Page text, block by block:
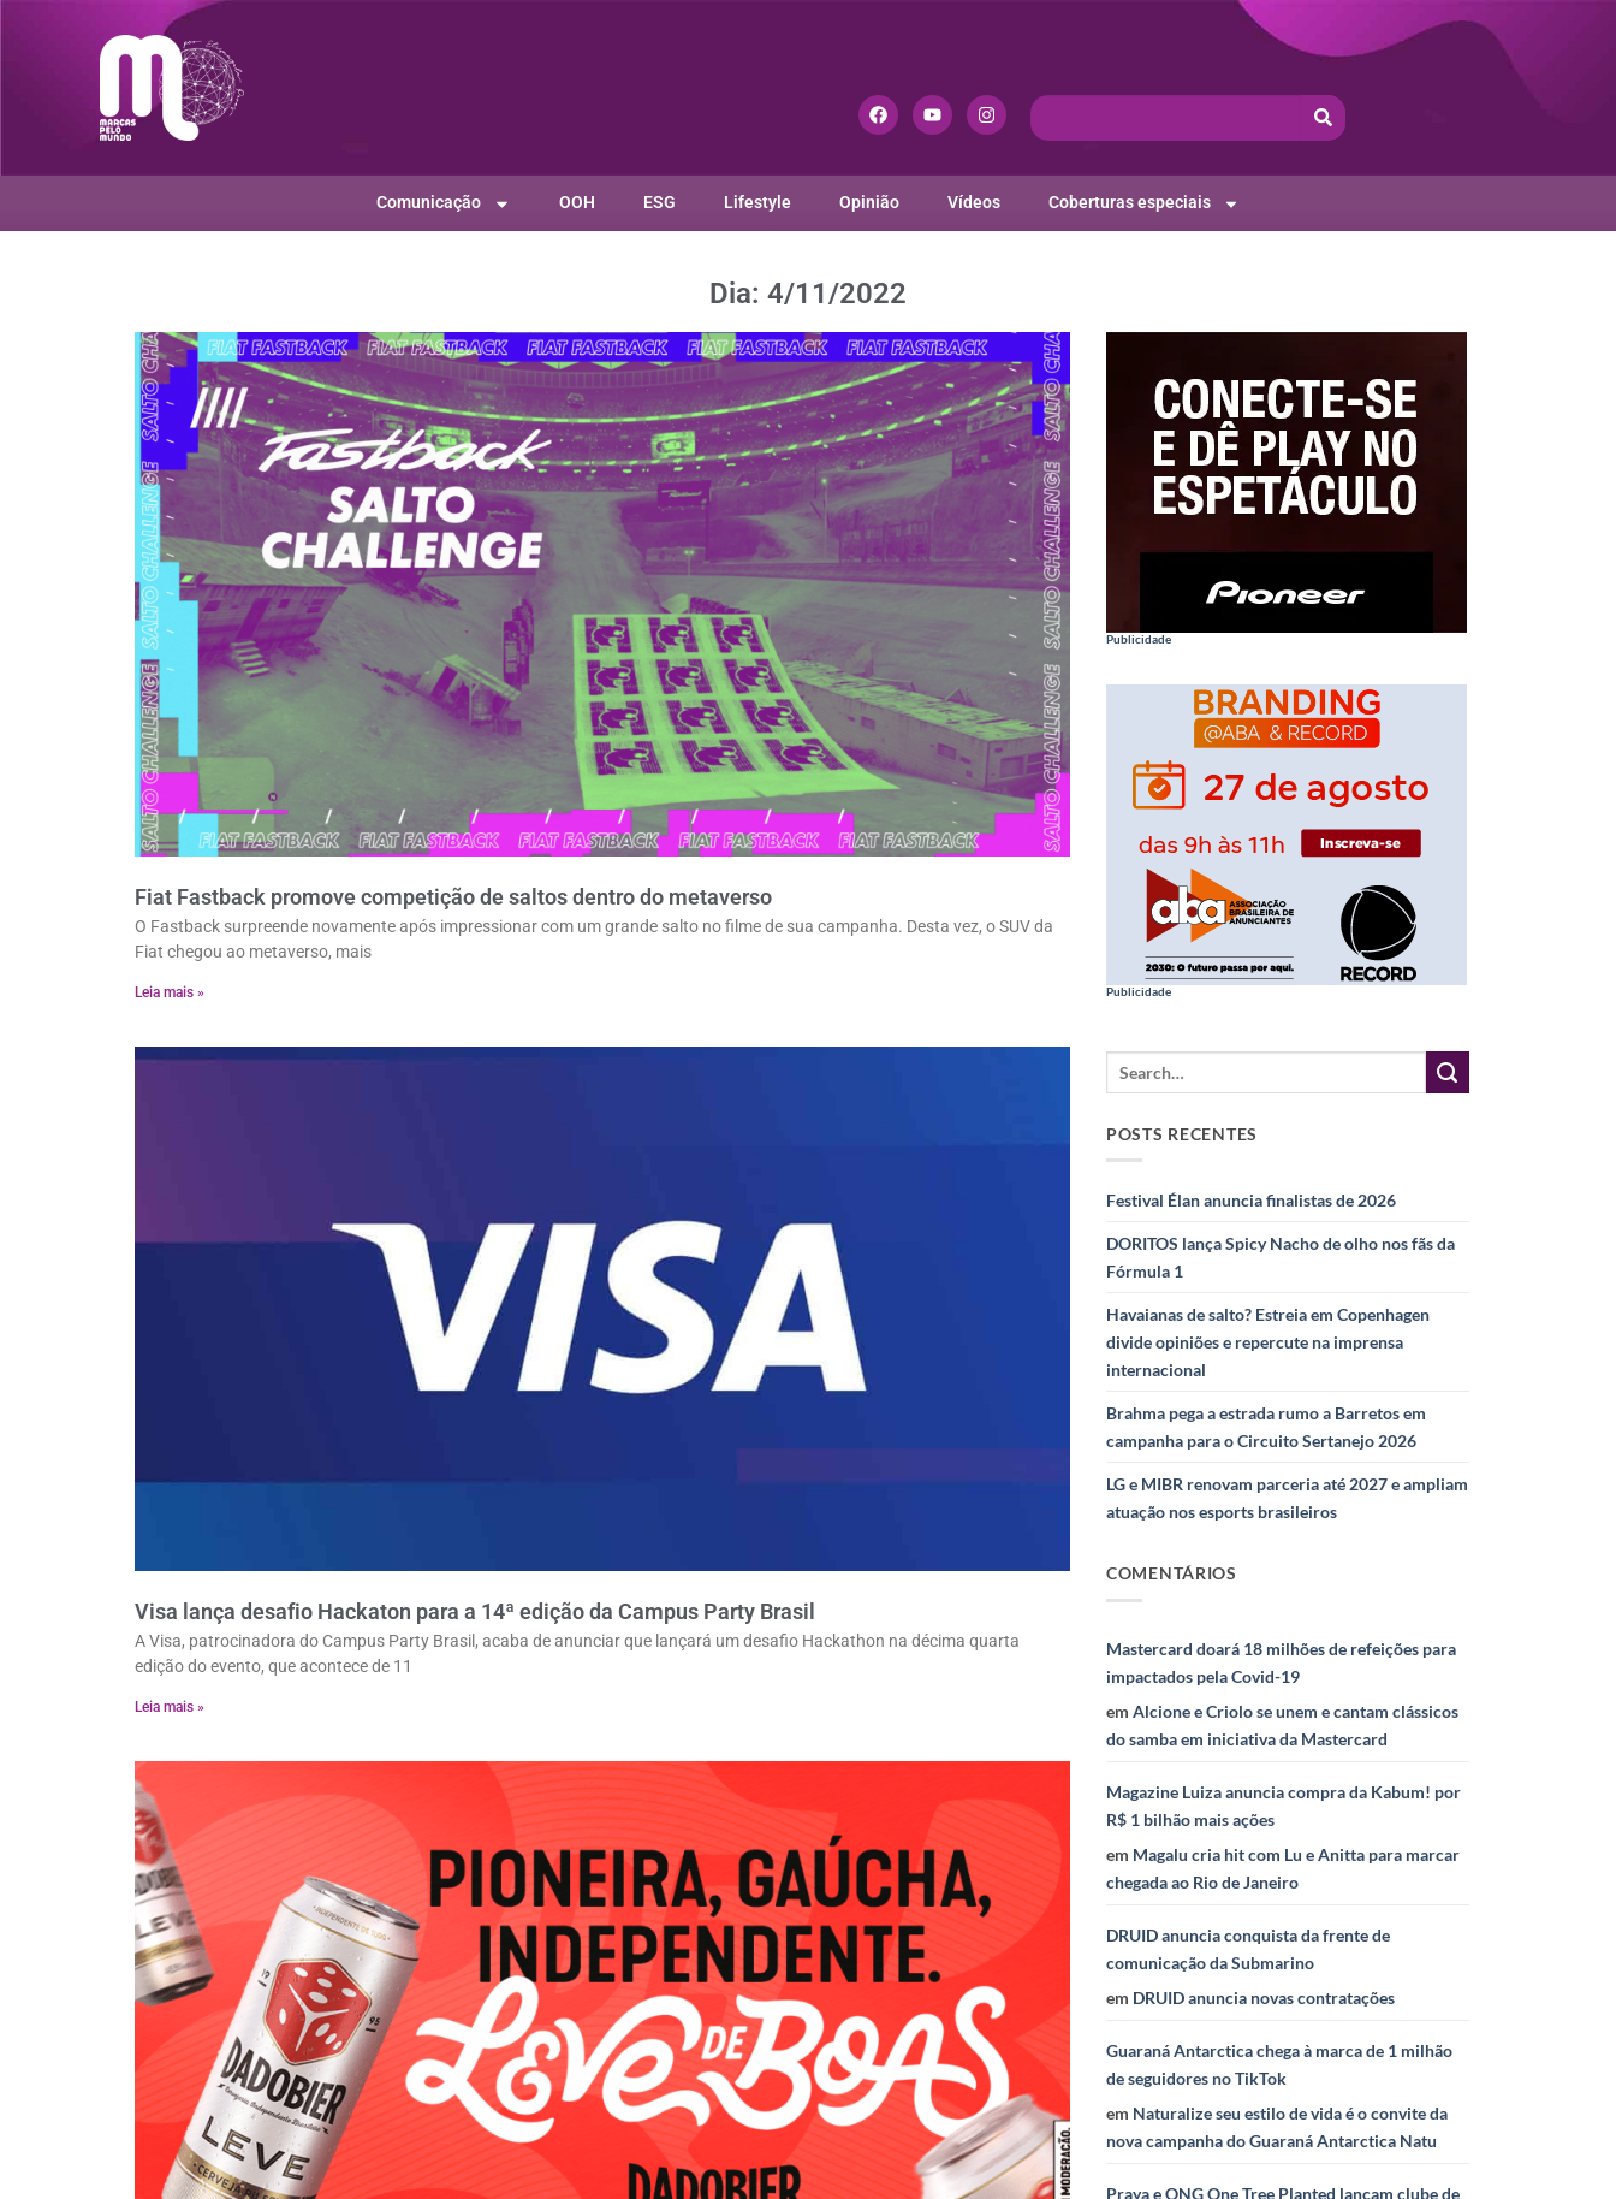
Comunicação OOH ESG Lifestyle Opinião Vídeos Coberturas especiais
Dia: 4/11/2022
Fiat Fastback promove competição de saltos dentro do metaverso
O Fastback surpreende novamente após impressionar com um grande salto no filme de sua campanha. Desta vez, o SUV da
Fiat chegou ao metaverso, mais
Leia mais »
Visa lança desafio Hackaton para a 14ª edição da Campus Party Brasil
A Visa, patrocinadora do Campus Party Brasil, acaba de anunciar que lançará um desafio Hackathon na décima quarta
edição do evento, que acontece de 11
Leia mais »
Publicidade
Publicidade
POSTS RECENTES
Festival Élan anuncia finalistas de 2026
DORITOS lança Spicy Nacho de olho nos fãs da
Fórmula 1
Havaianas de salto? Estreia em Copenhagen
divide opiniões e repercute na imprensa
internacional
Brahma pega a estrada rumo a Barretos em
campanha para o Circuito Sertanejo 2026
LG e MIBR renovam parceria até 2027 e ampliam
atuação nos esports brasileiros
COMENTÁRIOS
Mastercard doará 18 milhões de refeições para
impactados pela Covid-19
em Alcione e Criolo se unem e cantam clássicos
do samba em iniciativa da Mastercard
Magazine Luiza anuncia compra da Kabum! por
R$ 1 bilhão mais ações
em Magalu cria hit com Lu e Anitta para marcar
chegada ao Rio de Janeiro
DRUID anuncia conquista da frente de
comunicação da Submarino
em DRUID anuncia novas contratações
Guaraná Antarctica chega à marca de 1 milhão
de seguidores no TikTok
em Naturalize seu estilo de vida é o convite da
nova campanha do Guaraná Antarctica Natu
Praya e ONG One Tree Planted lançam clube de